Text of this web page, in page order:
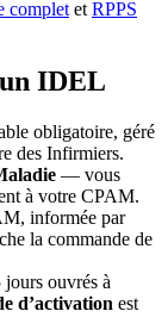
complet et RPPS
IDEL
obligatoire, géré
des Infirmiers.
— vous
à votre CPAM.
informée par
la commande de
ouvrés à
d’activation est